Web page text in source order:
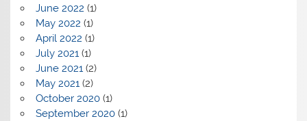
June 2022 (1)
May 2022 (1)
April 2022 (1)
July 2021(1)
June 2021(2)
May 2021(2)
October 2020(1)
September 2020(1)